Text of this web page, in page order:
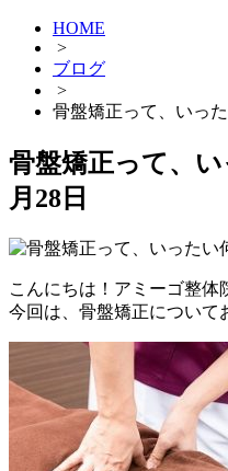
HOME
>
ブログ
>
骨盤矯正って、いっ
骨盤矯正って、
月28日
こんにちは！アミーゴ整体
今回は、骨盤矯正について